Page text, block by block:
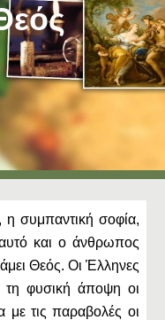
η συμπαντική σοφία,
και ο άνθρωπος
Θεός. Οι Έλληνες
τη φυσική άποψη οι
με τις παραβολές οι